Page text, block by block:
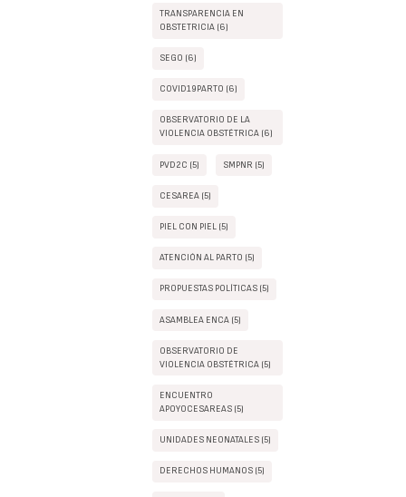
TRANSPARENCIA EN
OBSTETRICIA (6)
SEGO (6)
COVID19PARTO (6)
OBSERVATORIO DE LA
VIOLENCIA OBSTÉTRICA (6)
PVD2C (5) SMPNR (5)
CESAREA (5)
PIEL CON PIEL (5)
ATENCIÓN AL PARTO (5)
PROPUESTAS POLÍTICAS (5)
ASAMBLEA ENCA (5)
OBSERVATORIO DE
VIOLENCIA OBSTÉTRICA (5)
ENCUENTRO
APOYOCESAREAS (5)
UNIDADES NEONATALES (5)
DERECHOS HUMANOS (5)